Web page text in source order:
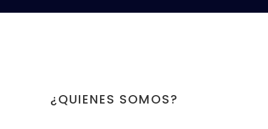
¿QUIENES SOMOS?